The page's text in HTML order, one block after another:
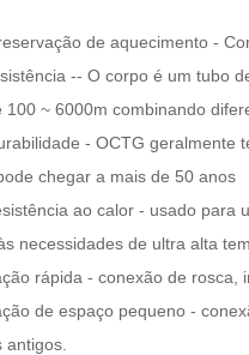
de aquecimento -
-- O corpo é um tubo
100 ~ 6000m combinando
- OCTG geralmente
chegar a mais de 50 anos
ao calor - usado para
necessidades de ultra alta
rápida - conexão de rosca,
de espaço pequeno -
antigos.